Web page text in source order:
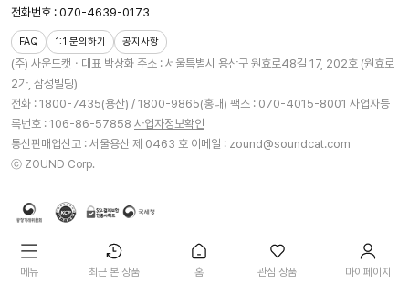
메뉴 최근 본 상품 홈 관심 상품 마이페이지
(주) 사운드캣ㆍ대표 박상화 주소 : 서울특별시 용산구 원효로48길 17, 202호 (원효로
2가, 삼성빌딩)
전화 : 1800-7435(용산) / 1800-9865(홍대) 팩스 : 070-4015-8001 사업자등
록번호 : 106-86-57858 사업자정보확인
통신판매업신고 : 서울용산 제 0463 호 이메일 : zound@soundcat.com
ⓒ ZOUND Corp.
전화번호 : 070-4639-0173
FAQ 1:1 문의하기 공지사항